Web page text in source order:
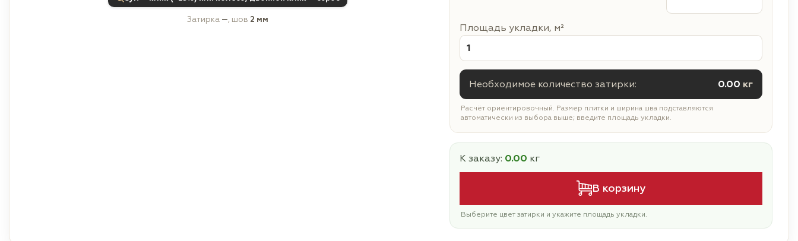
Затирка —, шов 2 мм
Площадь укладки, м²
Необходимое количество затирки: 0.00 кг
Расчёт ориентировочный. Размер плитки и ширина шва подставляются
автоматически из выбора выше; введите площадь укладки.
К заказу: 0.00 кг
В корзину
Выберите цвет затирки и укажите площадь укладки.